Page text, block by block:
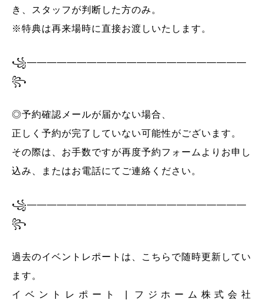
き、スタッフが判断した方のみ。
※特典は再来場時に直接お渡しいたします。
꧁——————————————————————
꧂
◎予約確認メールが届かない場合、
正しく予約が完了していない可能性がございます。
その際は、お手数ですが再度予約フォームよりお申し
込み、またはお電話にてご連絡ください。
꧁——————————————————————
꧂
過去のイベントレポートは、こちらで随時更新してい
ます。
イベントレポート | フジホーム株式会社